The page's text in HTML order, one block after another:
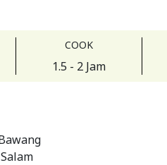
COOK
1.5 - 2 Jam